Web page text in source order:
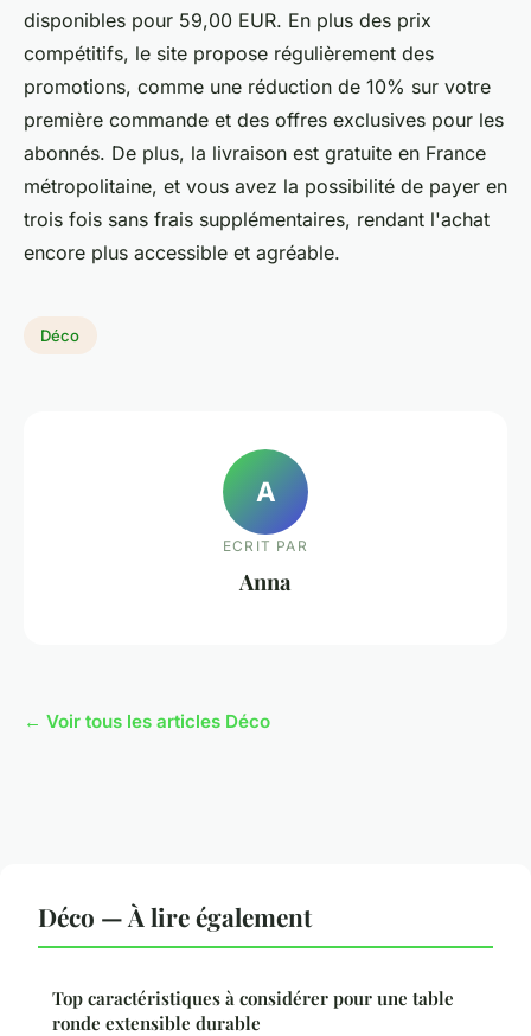
disponibles pour 59,00 EUR. En plus des prix
compétitifs, le site propose régulièrement des
promotions, comme une réduction de 10% sur votre
première commande et des offres exclusives pour les
abonnés. De plus, la livraison est gratuite en France
métropolitaine, et vous avez la possibilité de payer en
trois fois sans frais supplémentaires, rendant l'achat
encore plus accessible et agréable.
Déco
A
ECRIT PAR
Anna
← Voir tous les articles Déco
Déco — À lire également
Top caractéristiques à considérer pour une table
ronde extensible durable